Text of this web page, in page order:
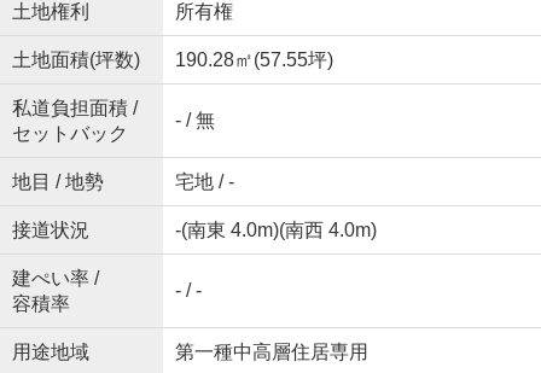
土地権利 所有権
土地面積(坪数) 190.28㎡(57.55坪)
私道負担面積 /
セットバック
- / 無
地目 / 地勢 宅地 / -
接道状況 -(南東 4.0m)(南西 4.0m)
建ぺい率 /
容積率
- / -
用途地域 第一種中高層住居専用